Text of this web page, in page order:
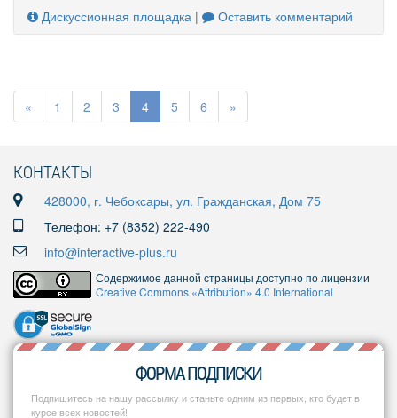
Дискуссионная площадка | Оставить комментарий
« 1 2 3 4 5 6 »
КОНТАКТЫ
428000, г. Чебоксары, ул. Гражданская, Дом 75
Телефон: +7 (8352) 222-490
info@interactive-plus.ru
Содержимое данной страницы доступно по лицензии
Creative Commons «Attribution» 4.0 International
ФОРМА ПОДПИСКИ
Подпишитесь на нашу рассылку и станьте одним из первых, кто будет в
курсе всех новостей!